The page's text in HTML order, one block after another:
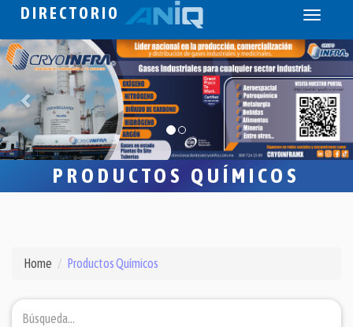
DIRECTORIO
Toggle
PRODUCTOS QUÍMICOS
Home Productos Químicos